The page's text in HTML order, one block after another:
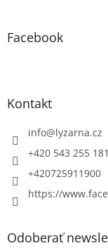
Facebook
Kontakt
info@lyzarna.cz
+420 543 255 181
+420725911900
https://
Odoberať